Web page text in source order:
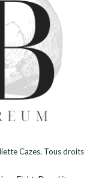
Cazes. Tous droits